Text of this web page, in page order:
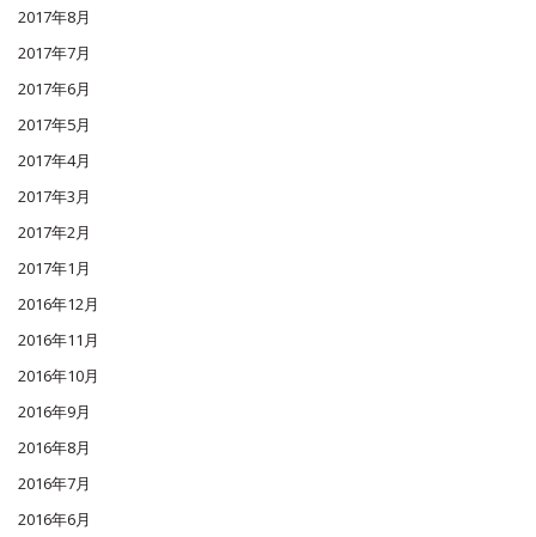
2017年8月
2017年7月
2017年6月
2017年5月
2017年4月
2017年3月
2017年2月
2017年1月
2016年12月
2016年11月
2016年10月
2016年9月
2016年8月
2016年7月
2016年6月